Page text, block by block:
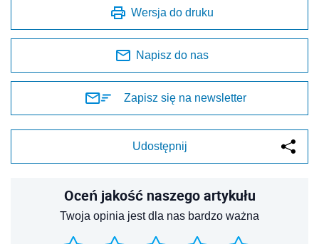
Wersja do druku
Napisz do nas
Zapisz się na newsletter
Udostępnij
Oceń jakość naszego artykułu
Twoja opinia jest dla nas bardzo ważna